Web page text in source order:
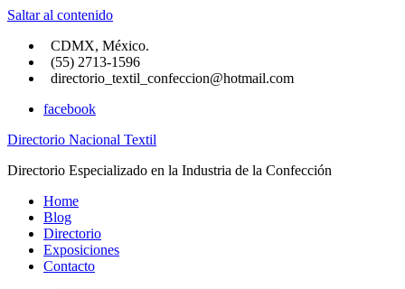
Saltar al contenido
CDMX, México.
(55) 2713-1596
directorio_textil_confeccion@hotmail.com
facebook
Directorio Nacional Textil
Directorio Especializado en la Industria de la Confección
Home
Blog
Directorio
Exposiciones
Contacto